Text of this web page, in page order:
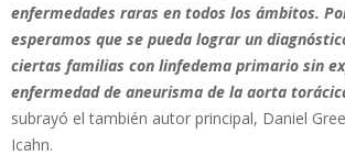
enfermedades raras en todos los ámbitos.
esperamos que se pueda lograr un
ciertas familias con linfedema primario sin
enfermedad de aneurisma de la aorta
subrayó el también autor principal, Daniel
Icahn.